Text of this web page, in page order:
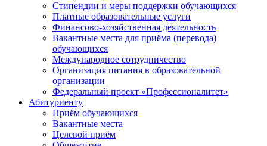
Стипендии и меры поддержки обучающихся
Платные образовательные услуги
Финансово-хозяйственная деятельность
Вакантные места для приёма (перевода)
обучающихся
Международное сотрудничество
Организация питания в образовательной
организации
Федеральный проект «Профессионалитет»
Абитуриенту
Приём обучающихся
Вакантные места
Целевой приём